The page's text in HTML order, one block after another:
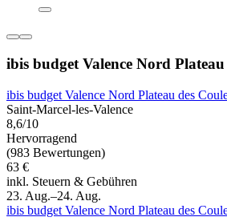
ibis budget Valence Nord Plateau
ibis budget Valence Nord Plateau des
Saint-Marcel-les-Valence
8,6/10
Hervorragend
(983 Bewertungen)
63 €
inkl. Steuern & Gebühren
23. Aug.–24. Aug.
ibis budget Valence Nord Plateau des